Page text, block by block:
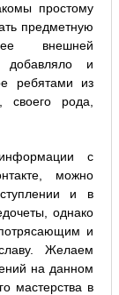
простому
предметную
внешней
добавляло и
ребятами из
своего рода,
с
можно
и в
однако
и
Желаем
на данном
мастерства в